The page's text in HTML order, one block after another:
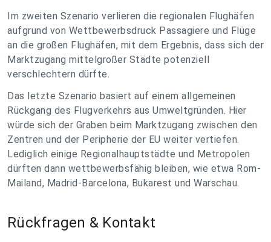
Im zweiten Szenario verlieren die regionalen Flughäfen
aufgrund von Wettbewerbsdruck Passagiere und Flüge
an die großen Flughäfen, mit dem Ergebnis, dass sich der
Marktzugang mittelgroßer Städte potenziell
verschlechtern dürfte.
Das letzte Szenario basiert auf einem allgemeinen
Rückgang des Flugverkehrs aus Umweltgründen. Hier
würde sich der Graben beim Marktzugang zwischen den
Zentren und der Peripherie der EU weiter vertiefen.
Lediglich einige Regionalhauptstädte und Metropolen
dürften dann wettbewerbsfähig bleiben, wie etwa Rom-
Mailand, Madrid-Barcelona, Bukarest und Warschau.
Rückfragen & Kontakt